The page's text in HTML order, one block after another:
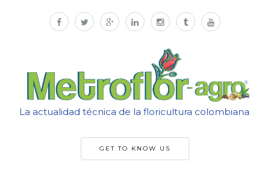
La actualidad técnica de la floricultura colombiana
GET TO KNOW US